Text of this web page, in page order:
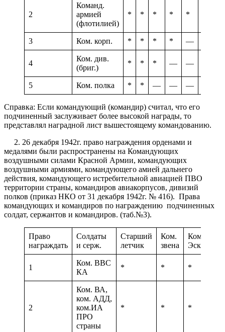
2
Команд.
армией
(флотилией)
* * * * *
3 Ком. корп. * * * * —
4
Ком. див.
(бриг.)
* * * — —
5 Ком. полка * * — — —
Справка: Если командующий (командир) считал, что его
подчиненный заслуживает более высокой награды, то
представлял наградной лист вышестоящему командованию.
2. 26 декабря 1942г. право награждения орденами и
медалями были распространены на Командующих
воздушными силами Красной Армии, командующих
воздушными армиями, командующего амией дальнего
действия, командующего истребительной авиацией ПВО
территории страны, командиров авиакорпусов, дивизий
полков (приказ НКО от 31 декабря 1942г. № 416). Права
командующих и командиров по награждению подчиненных
солдат, сержантов и командиров. (таб.№3).
Право
награждать
Солдаты
и серж.
Старший
летчик
Ком.
звена
Ком.
Эскадр.
1
Ком. ВВС
КА
* * *
2
Ком. ВА,
ком. АДД,
ком.ИА
ПРО
страны
* * *